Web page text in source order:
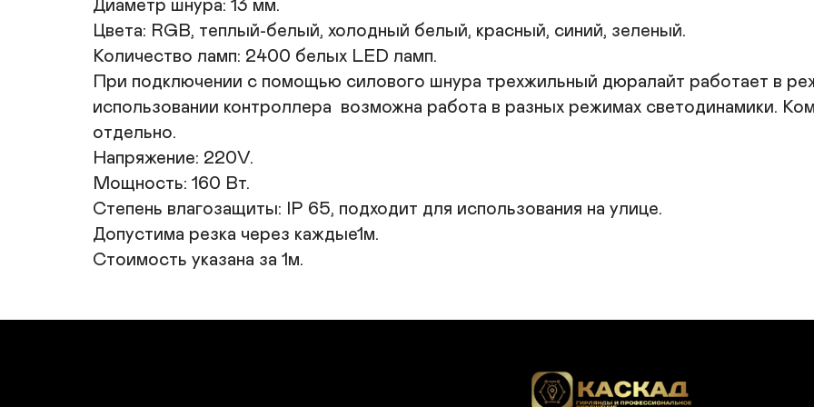
Диаметр шнура: 13 мм.
Цвета: RGB, теплый-белый, холодный белый, красный, синий, зеленый.
Количество ламп: 2400 белых LED ламп.
При подключении с помощью силового шнура трехжильный дюралайт работает в
использовании контроллера  возможна работа в разных режимах светодинамики.
отдельно.
Напряжение: 220V.
Мощность: 160 Вт.
Степень влагозащиты: IP 65, подходит для использования на улице.
Допустима резка через каждые1м.
Стоимость указана за 1м.